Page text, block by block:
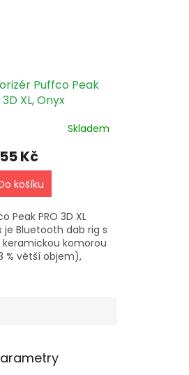
Puffco Peak
3D XL, Onyx
Skladem
Kč
košíku
Peak PRO 3D XL
je Bluetooth dab rig s
keramickou komorou
% větší objem),